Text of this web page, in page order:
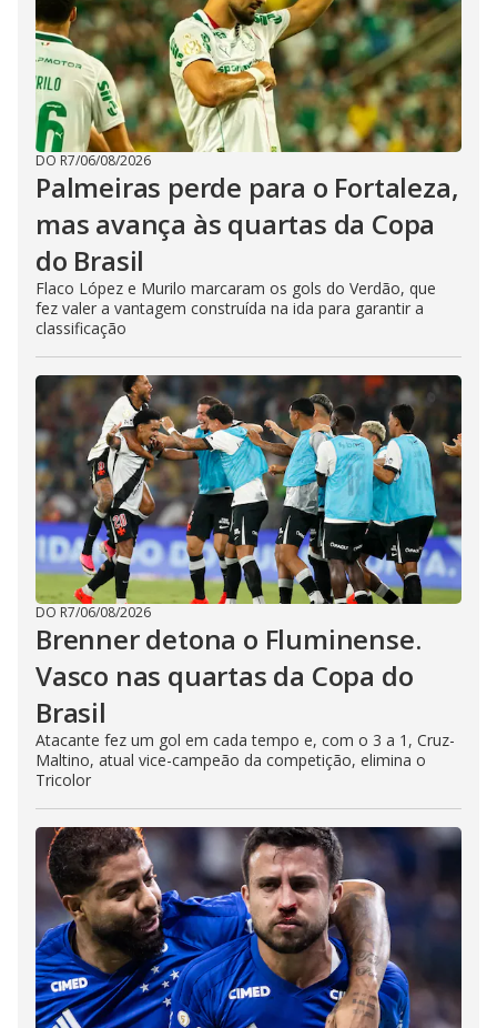
DO R7/06/08/2026
Palmeiras perde para o Fortaleza,
mas avança às quartas da Copa
do Brasil
Flaco López e Murilo marcaram os gols do Verdão, que
fez valer a vantagem construída na ida para garantir a
classificação
DO R7/06/08/2026
Brenner detona o Fluminense.
Vasco nas quartas da Copa do
Brasil
Atacante fez um gol em cada tempo e, com o 3 a 1, Cruz-
Maltino, atual vice-campeão da competição, elimina o
Tricolor